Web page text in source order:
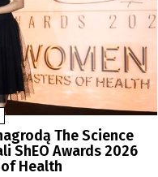
The Science
ShEO Awards 2026
Health